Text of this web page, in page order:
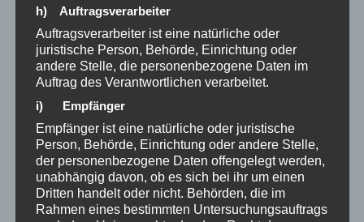
Damit sprengst du die Grenzen des Mindsets
deines alten Ichs. Du erlaubst dem Universum
und deinem Gehirn, über das bisher Denkbare
hinauszugehen und neue Potenziale
überhaupt erst in dein Feld zu lassen. Damit
programmierst du deinen internen Filter
radikal um.
Setze emotionale Kohärenz ein (Die
HeartMath-Forschung)
h) Auftragsverarbeiter
Auftragsverarbeiter ist eine natürliche oder
juristische Person, Behörde, Einrichtung oder
andere Stelle, die personenbezogene Daten im
Auftrag des Verantwortlichen verarbeitet.
i) Empfänger
Empfänger ist eine natürliche oder juristische
Person, Behörde, Einrichtung oder andere Stelle,
der personenbezogene Daten offengelegt werden,
unabhängig davon, ob es sich bei ihr um einen
Dritten handelt oder nicht. Behörden, die im
Rahmen eines bestimmten Untersuchungsauftrags